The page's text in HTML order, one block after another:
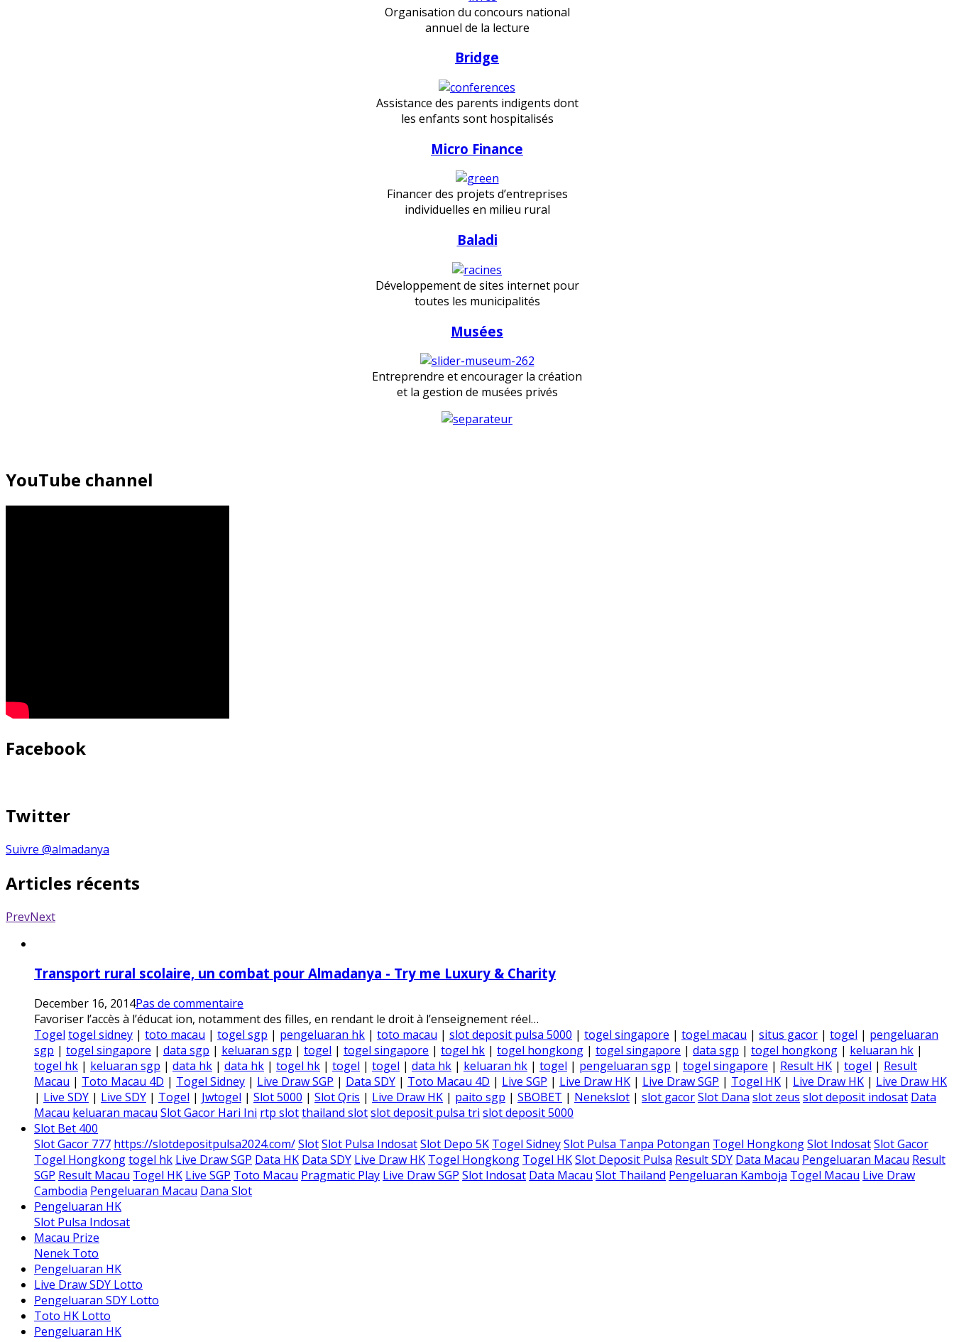
Organisation du concours national
annuel de la lecture
Bridge
Assistance des parents indigents dont
les enfants sont hospitalisés
Micro Finance
Financer des projets d’entreprises
individuelles en milieu rural
Baladi
Développement de sites internet pour
toutes les municipalités
Musées
Entreprendre et encourager la création
et la gestion de musées privés
YouTube channel
Facebook
Twitter
Suivre @almadanya
Articles récents
PrevNext
Transport rural scolaire, un combat pour Almadanya - Try me Luxury & Charity
December 16, 2014Pas de commentaire
Favoriser l’accès à l’éducat ion, notamment des filles, en rendant le droit à l’enseignement réel…
Togel togel sidney | toto macau | togel sgp | pengeluaran hk | toto macau | slot deposit pulsa 5000 | togel singapore | togel macau | situs gacor | togel | pengeluaran
sgp | togel singapore | data sgp | keluaran sgp | togel | togel singapore | togel hk | togel hongkong | togel singapore | data sgp | togel hongkong | keluaran hk |
togel hk | keluaran sgp | data hk | data hk | togel hk | togel | togel | data hk | keluaran hk | togel | pengeluaran sgp | togel singapore | Result HK | togel | Result
Macau | Toto Macau 4D | Togel Sidney | Live Draw SGP | Data SDY | Toto Macau 4D | Live SGP | Live Draw HK | Live Draw SGP | Togel HK | Live Draw HK | Live Draw HK
| Live SDY | Live SDY | Togel | Jwtogel | Slot 5000 | Slot Qris | Live Draw HK | paito sgp | SBOBET | Nenekslot | slot gacorSlot Dana slot zeus slot deposit indosat Data
Macau keluaran macau Slot Gacor Hari Ini rtp slotthailand slotslot deposit pulsa tri slot deposit 5000
Slot Bet 400
Slot Gacor 777 https://slotdepositpulsa2024.com/SlotSlot Pulsa IndosatSlot Depo 5K Togel SidneySlot Pulsa Tanpa Potongan Togel HongkongSlot IndosatSlot Gacor
Togel Hongkongtogel hk Live Draw SGP Data HK Data SDY Live Draw HK Togel Hongkong Togel HKSlot Deposit Pulsa Result SDY Data Macau Pengeluaran Macau Result
SGP Result Macau Togel HK Live SGP Toto Macau Pragmatic Play Live Draw SGP Slot Indosat Data Macau Slot Thailand Pengeluaran Kamboja Togel Macau Live Draw
Cambodia Pengeluaran Macau Dana Slot
Pengeluaran HK
Slot Pulsa Indosat
Macau Prize
Nenek Toto
Pengeluaran HK
Live Draw SDY Lotto
Pengeluaran SDY Lotto
Toto HK Lotto
Pengeluaran HK